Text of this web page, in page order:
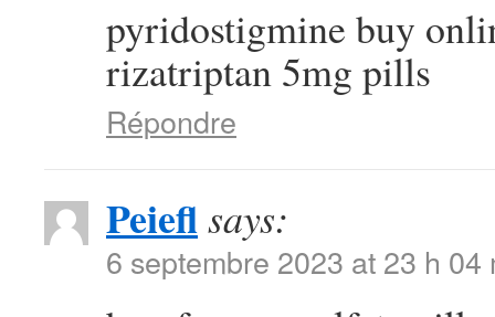
pyridostigmine buy
rizatriptan 5mg pills
Répondre
Peieflsays:
6 septembre 2023 at 23 h 04